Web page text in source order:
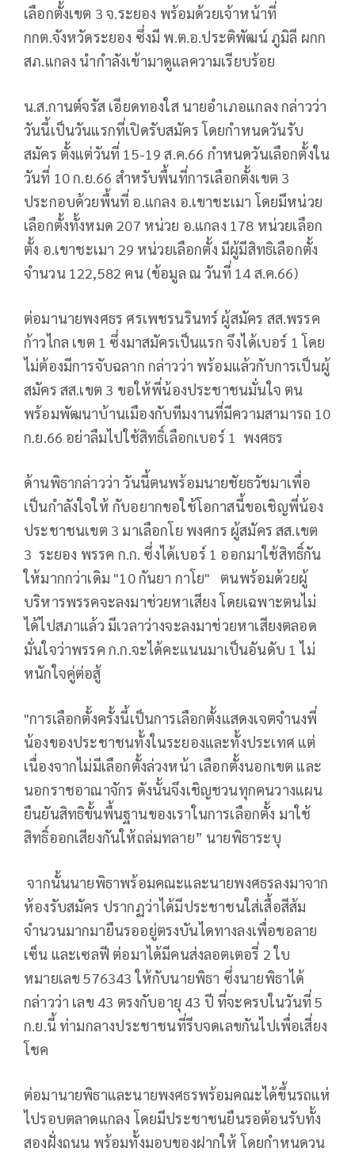
เลือกตั้งเขต 3 จ.ระยอง พร้อมด้วยเจ้าหน้าที่
กกต.จังหวัดระยอง ซึ่งมี พ.ต.อ.ประติพัฒน์ ภูมิลี ผกก
สภ.แกลง นำกำลังเข้ามาดูแลความเรียบร้อย
น.ส.กานต์จรัส เอียดทองใส นายอำเภอแกลง กล่าวว่า
วันนี้เป็นวันแรกที่เปิดรับสมัคร โดยกำหนดวันรับ
สมัคร ตั้งแต่วันที่ 15-19 ส.ค.66 กำหนดวันเลือกตั้งใน
วันที่ 10 ก.ย.66 สำหรับพื้นที่การเลือกตั้งเขต 3
ประกอบด้วยพื้นที่ อ.แกลง อ.เขาชะเมา โดยมีหน่วย
เลือกตั้งทั้งหมด 207 หน่วย อ.แกลง 178 หน่วยเลือก
ตั้ง อ.เขาชะเมา 29 หน่วยเลือกตั้ง มีผู้มีสิทธิเลือกตั้ง
จำนวน 122,582 คน (ข้อมูล ณ วันที่ 14 ส.ค.66)
ต่อมานายพงศธร ศรเพชรนรินทร์ ผู้สมัคร สส.พรรค
ก้าวไกล เขต 1 ซึ่งมาสมัครเป็นแรก จึงได้เบอร์ 1 โดย
ไม่ต้องมีการจับฉลาก กล่าวว่า พร้อมแล้วกับการเป็นผู้
สมัคร สส.เขต 3 ขอให้พี่น้องประชาชนมั่นใจ ตน
พร้อมพัฒนาบ้านเมืองกับทีมงานที่มีความสามารถ 10
ก.ย.66 อย่าลืมไปใช้สิทธิ์เลือกเบอร์ 1 พงศธร
ด้านพิธากล่าวว่า วันนี้ตนพร้อมนายชัยธวัชมาเพื่อ
เป็นกำลังใจให้ กับอยากขอใช้โอกาสนี้ขอเชิญพี่น้อง
ประชาชนเขต 3 มาเลือกโย พงศกร ผู้สมัคร สส.เขต
3 ระยอง พรรค ก.ก. ซึ่งได้เบอร์ 1 ออกมาใช้สิทธิ์กัน
ให้มากกว่าเดิม "10 กันยา กาโย" ตนพร้อมด้วยผู้
บริหารพรรคจะลงมาช่วยหาเสียง โดยเฉพาะตนไม่
ได้ไปสภาแล้ว มีเวลาว่างจะลงมาช่วยหาเสียงตลอด
มั่นใจว่าพรรค ก.ก.จะได้คะแนนมาเป็นอันดับ 1 ไม่
หนักใจคู่ต่อสู้
"การเลือกตั้งครั้งนี้เป็นการเลือกตั้งแสดงเจตจำนงพี่
น้องของประชาชนทั้งในระยองและทั้งประเทศ แต่
เนื่องจากไม่มีเลือกตั้งล่วงหน้า เลือกตั้งนอกเขต และ
นอกราชอาณาจักร ดังนั้นจึงเชิญชวนทุกคนวางแผน
ยืนยันสิทธิขั้นพื้นฐานของเราในการเลือกตั้ง มาใช้
สิทธิ์ออกเสียงกันให้ถล่มทลาย” นายพิธาระบุ
จากนั้นนายพิธาพร้อมคณะและนายพงศธรลงมาจาก
ห้องรับสมัคร ปรากฏว่าได้มีประชาชนใส่เสื้อสีส้ม
จำนวนมากมายืนรออยู่ตรงบันไดทางลงเพื่อขอลาย
เซ็น และเซลฟี ต่อมาได้มีคนส่งลอตเตอรี่ 2 ใบ
หมายเลข 576343 ให้กับนายพิธา ซึ่งนายพิธาได้
กล่าวว่า เลข 43 ตรงกับอายุ 43 ปี ที่จะครบในวันที่ 5
ก.ย.นี้ ท่ามกลางประชาชนที่รีบจดเลขกันไปเพื่อเสี่ยง
โชค
ต่อมานายพิธาและนายพงศธรพร้อมคณะได้ขึ้นรถแห่
ไปรอบตลาดแกลง โดยมีประชาชนยืนรอต้อนรับทั้ง
สองฝั่งถนน พร้อมทั้งมอบของฝากให้ โดยกำหนดวน